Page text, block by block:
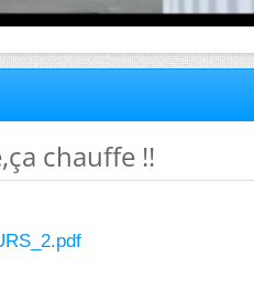
chauffe !!